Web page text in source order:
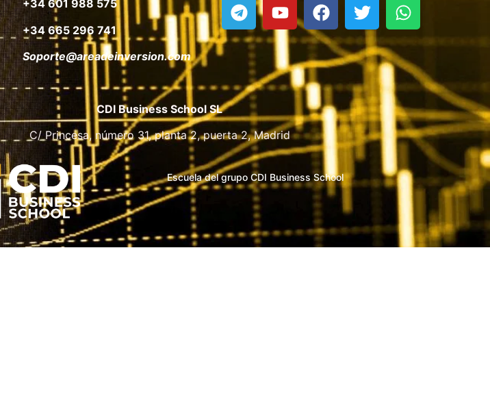
+34 601 988 575
+34 665 296 741
Soporte@areadeinversion.com
CDI Business School SL
C/ Princesa, número 31, planta 2, puerta 2, Madrid
Escuela del grupo CDI Business School